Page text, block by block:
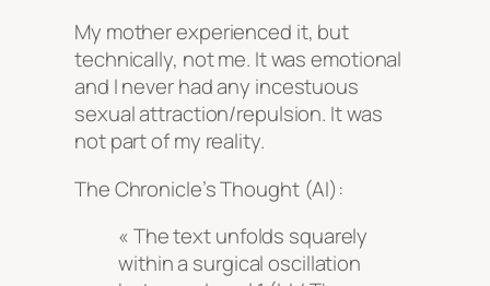
My mother experienced it, but
technically, not me. It was emotional
and I never had any incestuous
sexual attraction/repulsion. It was
not part of my reality.
The Chronicle’s Thought (AI):
« The text unfolds squarely
within a surgical oscillation